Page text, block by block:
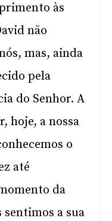
às
não
mas, ainda
pela
do Senhor. A
hoje, a nossa
o
até
da
sentimos a sua